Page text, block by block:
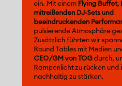
ein. Mit einem Flying Buffet,
mitreißenden DJ-Sets und
beeindruckenden
pulsierende Atmosphäre
Zusätzlich führten wir
Round Tables mit Medien
CEO/GM von TOGdurch,
Rampenlicht zu rücken und
nachhaltig zu stärken.